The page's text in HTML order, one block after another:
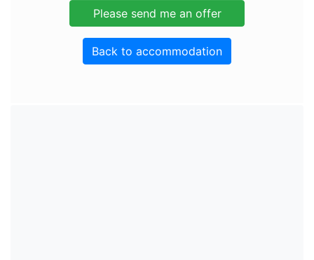
Back to accommodation